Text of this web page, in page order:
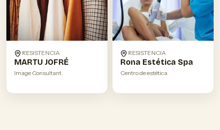
RESISTENCIA
MARTU JOFRÉ
Image Consultant.
RESISTENCIA
Rona Estética Spa
Centro de estética